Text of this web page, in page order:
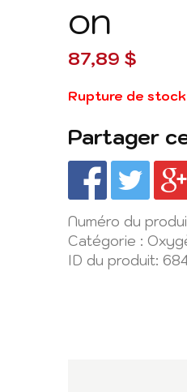
on
87,89 $
Rupture de stock
Partager
Numéro du
Catégorie :
ID du produit: